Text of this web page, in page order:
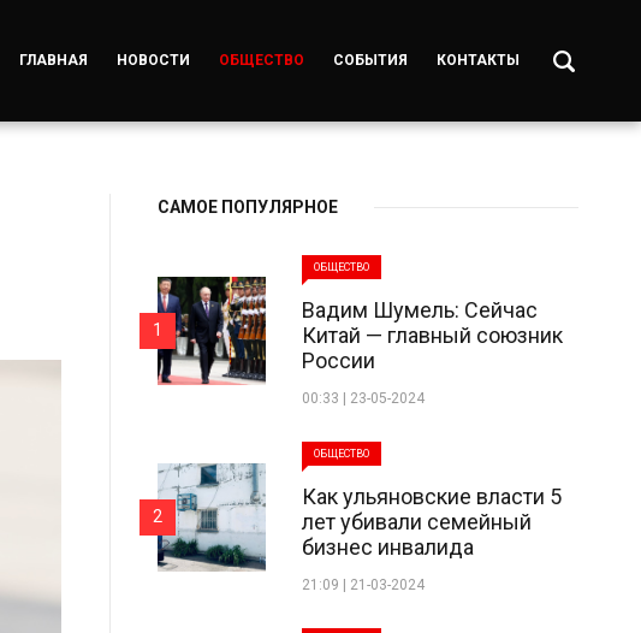
ГЛАВНАЯ НОВОСТИ ОБЩЕСТВО СОБЫТИЯ КОНТАКТЫ
САМОЕ ПОПУЛЯРНОЕ
ОБЩЕСТВО
Вадим Шумель: Сейчас
Китай — главный союзник
России
00:33 | 23-05-2024
1
ОБЩЕСТВО
Как ульяновские власти 5
лет убивали семейный
бизнес инвалида
21:09 | 21-03-2024
2